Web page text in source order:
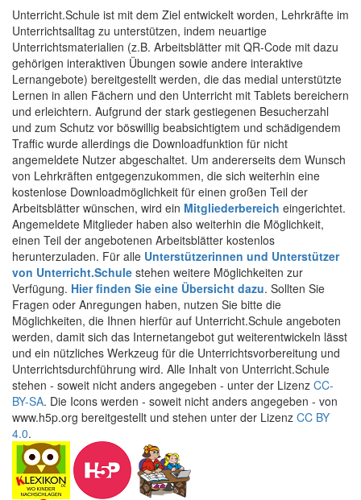
Unterricht.Schule ist mit dem Ziel entwickelt worden, Lehrkräfte im
Unterrichtsalltag zu unterstützen, indem neuartige
Unterrichtsmaterialien (z.B. Arbeitsblätter mit QR-Code mit dazu
gehörigen interaktiven Übungen sowie andere interaktive
Lernangebote) bereitgestellt werden, die das medial unterstützte
Lernen in allen Fächern und den Unterricht mit Tablets bereichern
und erleichtern. Aufgrund der stark gestiegenen Besucherzahl
und zum Schutz vor böswillig beabsichtigtem und schädigendem
Traffic wurde allerdings die Downloadfunktion für nicht
angemeldete Nutzer abgeschaltet. Um andererseits dem Wunsch
von Lehrkräften entgegenzukommen, die sich weiterhin eine
kostenlose Downloadmöglichkeit für einen großen Teil der
Arbeitsblätter wünschen, wird ein Mitgliederbereich eingerichtet.
Angemeldete Mitglieder haben also weiterhin die Möglichkeit,
einen Teil der angebotenen Arbeitsblätter kostenlos
herunterzuladen. Für alle Unterstützerinnen und Unterstützer
von Unterricht.Schule stehen weitere Möglichkeiten zur
Verfügung. Hier finden Sie eine Übersicht dazu. Sollten Sie
Fragen oder Anregungen haben, nutzen Sie bitte die
Möglichkeiten, die Ihnen hierfür auf Unterricht.Schule angeboten
werden, damit sich das Internetangebot gut weiterentwickeln lässt
und ein nützliches Werkzeug für die Unterrichtsvorbereitung und
Unterrichtsdurchführung wird. Alle Inhalt von Unterricht.Schule
stehen - soweit nicht anders angegeben - unter der Lizenz CC-
BY-SA. Die Icons werden - soweit nicht anders angegeben - von
www.h5p.org bereitgestellt und stehen unter der Lizenz CC BY
4.0.